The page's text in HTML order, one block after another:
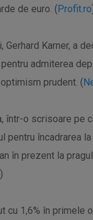
de euro. (Profit.ro
Karner, a
admiterea
prudent. (
într-o scrisoare pe
pentru încadrarea
în prezent la
)
cu 1,6% în primele